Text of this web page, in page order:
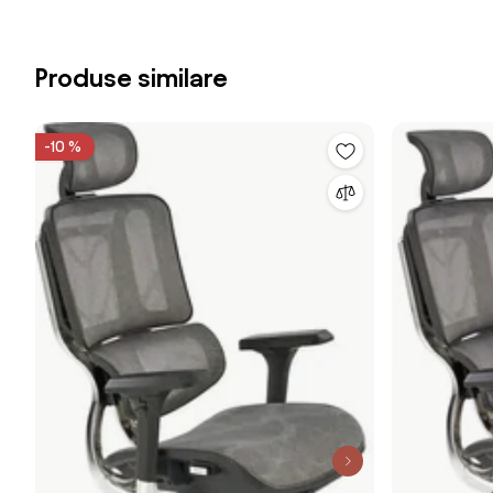
Produse similare
-10 %